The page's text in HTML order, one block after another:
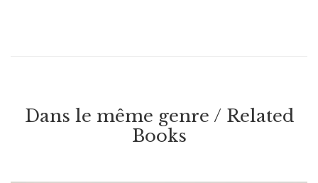
Dans le même genre / Related
Books